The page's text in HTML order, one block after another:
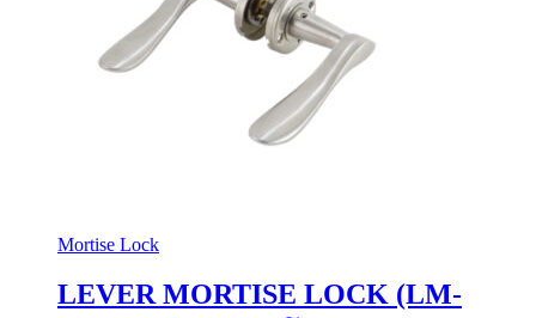
Mortise Lock
LEVER MORTISE LOCK (LM-